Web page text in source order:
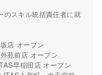
スキル統括責任者に就
店 オープン
苑前店 オープン
早稲田店 オープン